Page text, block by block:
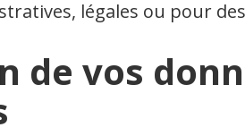
légales ou pour
de vos